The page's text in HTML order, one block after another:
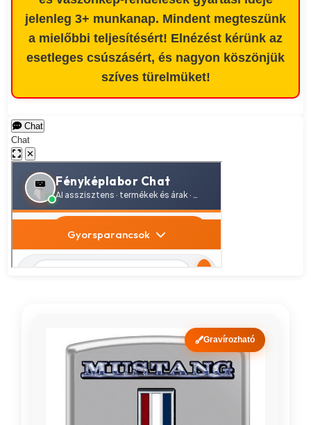
jelenleg 3+ munkanap. Mindent megteszünk
a mielőbbi teljesítésért! Elnézést kérünk az
esetleges csúszásért, és nagyon köszönjük
szíves türelmüket!
Chat
Chat
✕
Gravírozható